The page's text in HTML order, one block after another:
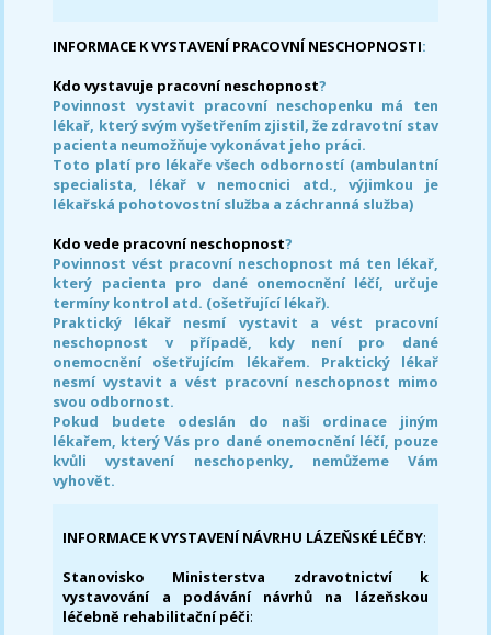
INFORMACE K VYSTAVENÍ PRACOVNÍ NESCHOPNOSTI:
Kdo vystavuje pracovní neschopnost?
Povinnost vystavit pracovní neschopenku má ten
lékař, který svým vyšetřením zjistil, že zdravotní stav
pacienta neumožňuje vykonávat jeho práci.
Toto platí pro lékaře všech odborností (ambulantní
specialista, lékař v nemocnici atd., výjimkou je
lékařská pohotovostní služba a záchranná služba)
Kdo vede pracovní neschopnost?
Povinnost vést pracovní neschopnost má ten lékař,
který pacienta pro dané onemocnění léčí, určuje
termíny kontrol atd. (ošetřující lékař).
Praktický lékař nesmí vystavit a vést pracovní
neschopnost v případě, kdy není pro dané
onemocnění ošetřujícím lékařem. Praktický lékař
nesmí vystavit a vést pracovní neschopnost mimo
svou odbornost.
Pokud budete odeslán do naši ordinace jiným
lékařem, který Vás pro dané onemocnění léčí, pouze
kvůli vystavení neschopenky, nemůžeme Vám
vyhovět.
INFORMACE K VYSTAVENÍ NÁVRHU LÁZEŇSKÉ LÉČBY:
Stanovisko Ministerstva zdravotnictví k
vystavování a podávání návrhů na lázeňskou
léčebně rehabilitační péči: